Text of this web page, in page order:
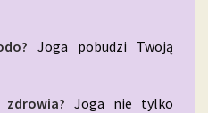
Joga pobudzi Twoją
Joga nie tylko